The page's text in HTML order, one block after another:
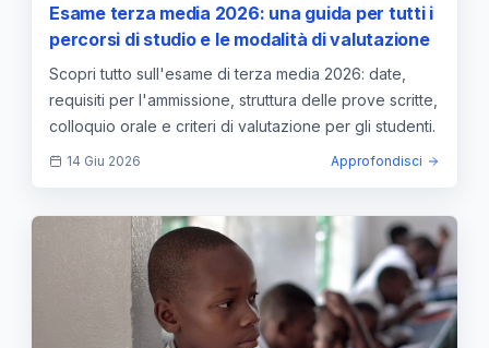
Esame terza media 2026: una guida per tutti i
percorsi di studio e le modalità di valutazione
Scopri tutto sull'esame di terza media 2026: date,
requisiti per l'ammissione, struttura delle prove scritte,
colloquio orale e criteri di valutazione per gli studenti.
14 Giu 2026 Approfondisci